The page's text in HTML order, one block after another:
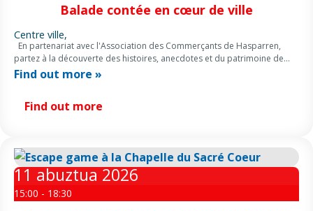
Balade contée en cœur de ville
Centre ville,
En partenariat avec l'Association des Commerçants de Hasparren,
partez à la découverte des histoires, anecdotes et du patrimoine de
Hasparren les mardis et jeudi d’été à partir de 09:30 […]
Find out more »
Find out more
11abuztua2026
15:00 - 18:30